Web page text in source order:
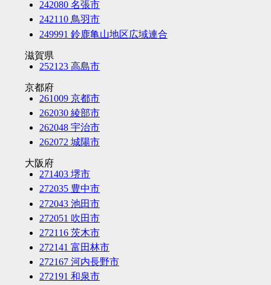
242080 名張市
242110 鳥羽市
249991 鈴鹿亀山地区広域連合
滋賀県
252123 高島市
京都府
261009 京都市
262030 綾部市
262048 宇治市
262072 城陽市
大阪府
271403 堺市
272035 豊中市
272043 池田市
272051 吹田市
272116 茨木市
272141 富田林市
272167 河内長野市
272191 和泉市